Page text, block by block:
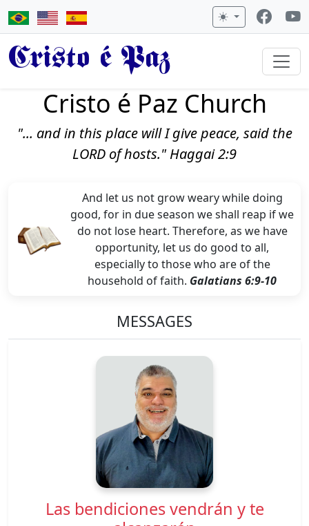
Cristo é Paz
Cristo é Paz Church
"... and in this place will I give peace, said the
LORD of hosts." Haggai 2:9
And let us not grow weary while doing
good, for in due season we shall reap if we
do not lose heart. Therefore, as we have
opportunity, let us do good to all,
especially to those who are of the
household of faith. Galatians 6:9-10
MESSAGES
Las bendiciones vendrán y te